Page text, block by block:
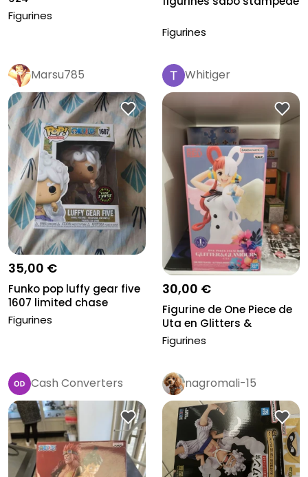
Figurines
Figurines
Marsu785
35,00 €
Funko pop luffy gear five
1607 limited chase
Figurines
Whitiger
30,00 €
Figurine de One Piece de
Uta en Glitters &
Glamour...
Figurines
Cash Converters
Pro
nagromali-15